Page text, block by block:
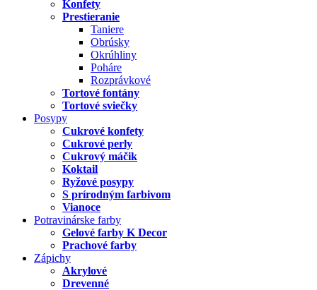
Konfety
Prestieranie
Taniere
Obrúsky
Okrúhliny
Poháre
Rozprávkové
Tortové fontány
Tortové sviečky
Posypy
Cukrové konfety
Cukrové perly
Cukrový máčik
Koktail
Ryžové posypy
S prírodným farbivom
Vianoce
Potravinárske farby
Gelové farby K Decor
Prachové farby
Zápichy
Akrylové
Drevenné